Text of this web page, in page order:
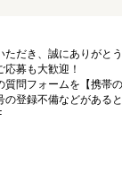
だき、誠にありがと
募も大歓迎！
問フォームを【携帯
登録不備などがある